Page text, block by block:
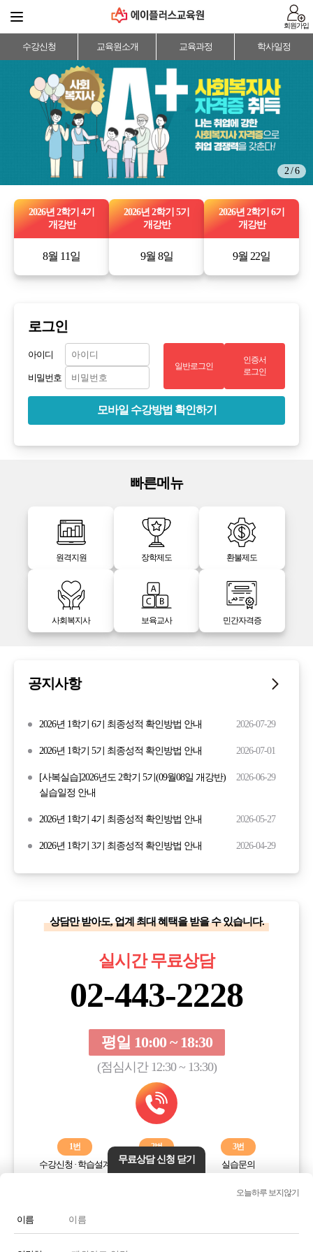
회원가입
수강신청 교육원소개 교육과정 학사일정
2 / 6
2026년 2학기 4기
개강반
8월 11일
2026년 2학기 5기
개강반
9월 8일
2026년 2학기 6기
개강반
9월 22일
로그인
아이디
비밀번호
일반로그인
인증서
로그인
모바일 수강방법 확인하기
빠른메뉴
원격지원 장학제도 환불제도
사회복지사 보육교사 민간자격증
공지사항
2026년 1학기 6기 최종성적 확인방법 안내 2026-07-29
2026년 1학기 5기 최종성적 확인방법 안내 2026-07-01
[사복실습]2026년도 2학기 5기(09월08일 개강반)
실습일정 안내
2026-06-29
2026년 1학기 4기 최종성적 확인방법 안내 2026-05-27
2026년 1학기 3기 최종성적 확인방법 안내 2026-04-29
상담만 받아도, 업계 최대 혜택을 받을 수 있습니다.
실시간 무료상담
02-443-2228
평일 10:00 ~ 18:30
(점심시간 12:30 ~ 13:30)
1번
수강신청 · 학습설계
2번
학습오류해결
3번
실습문의
전화번호 또는 전화기 모양 아이콘을 클릭하시면 전화통화가
무료상담 신청 닫기
오늘하루 보지않기
이름